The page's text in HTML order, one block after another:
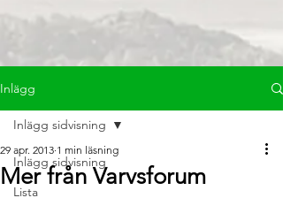
Inlägg
Inlägg sidvisning
Lista
Inlägg sidvisning
Mer från Varvsforum
29 apr. 2013 1 min läsning